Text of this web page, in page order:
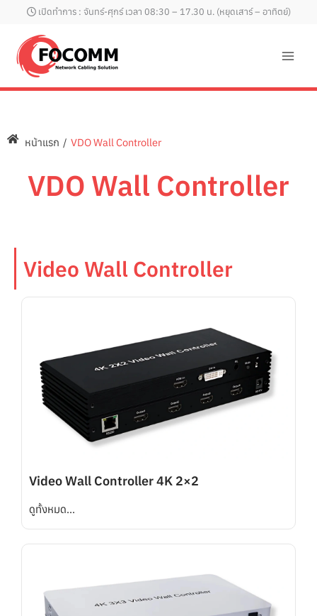
content
เปิดทำการ : จันทร์-ศุกร์ เวลา 08:30 – 17.30 น. (หยุดเสาร์ – อาทิตย์)
หน้าแรก / VDO Wall Controller
VDO Wall Controller
Video Wall Controller
Video Wall Controller 4K 2×2
ดูทั้งหมด...